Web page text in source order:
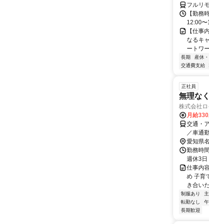
フルリ
【勤務
12:00
【仕事
なるキ
ートワ
長期 産休
交通費支給
正社員
無理な
株式会社
月給
交通・
／車通
愛知県
勤務時
週休3日
仕事内
め 子育
き合い
制服あり
転勤なし
長期歓迎